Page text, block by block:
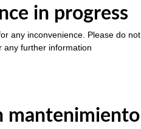
in progress
any inconvenience. Please do not
any further information
mantenimiento